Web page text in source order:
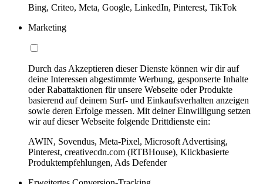
Bing, Criteo, Meta, Google, LinkedIn, Pinterest, TikTok
Marketing
Durch das Akzeptieren dieser Dienste können wir dir auf
deine Interessen abgestimmte Werbung, gesponserte Inhalte
oder Rabattaktionen für unsere Webseite oder Produkte
basierend auf deinem Surf- und Einkaufsverhalten anzeigen
sowie deren Erfolge messen. Mit deiner Einwilligung setzen
wir auf dieser Webseite folgende Drittdienste ein:
AWIN, Sovendus, Meta-Pixel, Microsoft Advertising,
Pinterest, creativecdn.com (RTBHouse), Klickbasierte
Produktempfehlungen, Ads Defender